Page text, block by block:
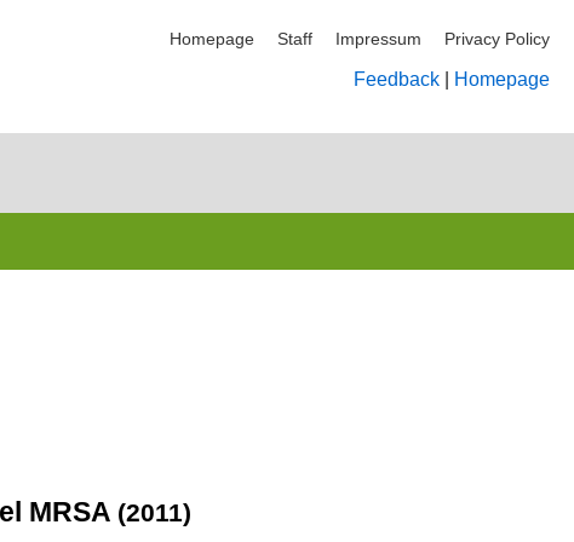
Homepage Staff Impressum Privacy Policy
Feedback Homepage
MRSA (2011)